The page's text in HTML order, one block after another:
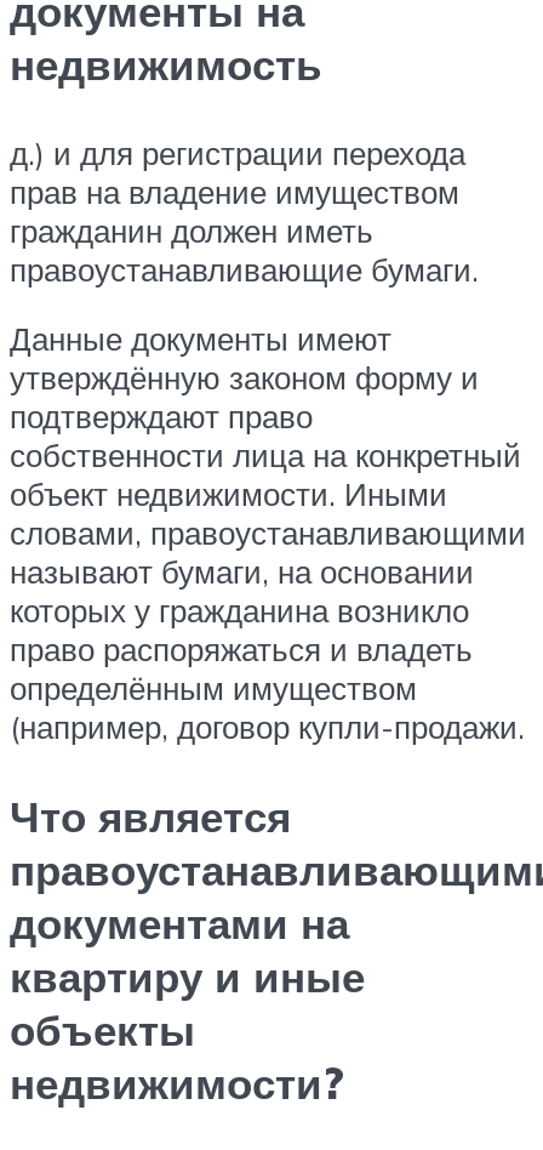
недвижимость
д.) и для регистрации перехода
прав на владение имуществом
гражданин должен иметь
правоустанавливающие бумаги.
Данные документы имеют
утверждённую законом форму и
подтверждают право
собственности лица на конкретный
объект недвижимости. Иными
словами, правоустанавливающими
называют бумаги, на основании
которых у гражданина возникло
право распоряжаться и владеть
определённым имуществом
(например, договор купли-продажи.
Что является
документами на
квартиру и иные
объекты
недвижимости?